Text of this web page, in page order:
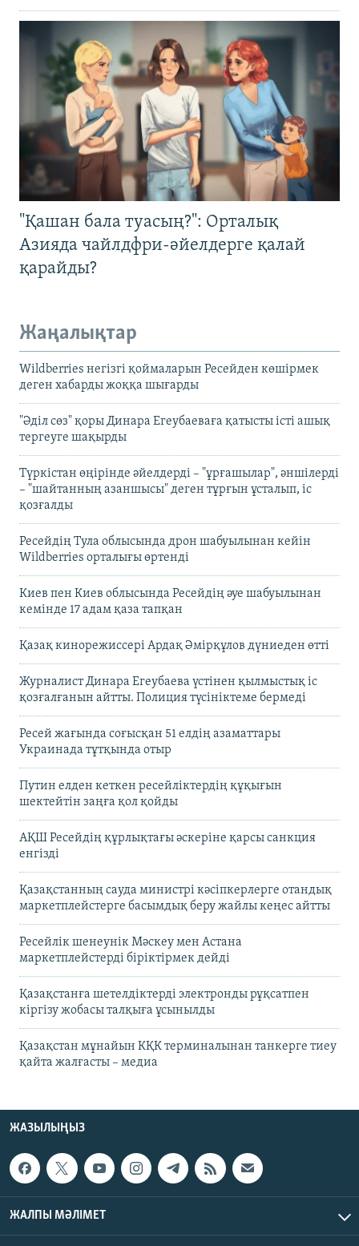
"Қашан бала туасың?": Орталық
Азияда чайлдфри-әйелдерге қалай
қарайды?
Жаңалықтар
Wildberries негізгі қоймаларын Ресейден көшірмек
деген хабарды жоққа шығарды
"Әділ сөз" қоры Динара Егеубаеваға қатысты істі ашық
тергеуге шақырды
Түркістан өңірінде әйелдерді – "ұрғашылар", әншілерді
– "шайтанның азаншысы" деген тұрғын ұсталып, іс
қозғалды
Ресейдің Тула облысында дрон шабуылынан кейін
Wildberries орталығы өртенді
Киев пен Киев облысында Ресейдің әуе шабуылынан
кемінде 17 адам қаза тапқан
Қазақ кинорежиссері Ардақ Әмірқұлов дүниеден өтті
Журналист Динара Егеубаева үстінен қылмыстық іс
қозғалғанын айтты. Полиция түсініктеме бермеді
Ресей жағында соғысқан 51 елдің азаматтары
Украинада тұтқында отыр
Путин елден кеткен ресейліктердің құқығын
шектейтін заңға қол қойды
АҚШ Ресейдің құрлықтағы әскеріне қарсы санкция
енгізді
Қазақстанның сауда министрі кәсіпкерлерге отандық
маркетплейстерге басымдық беру жайлы кеңес айтты
Ресейлік шенеунік Мәскеу мен Астана
маркетплейстерді біріктірмек дейді
Қазақстанға шетелдіктерді электронды рұқсатпен
кіргізу жобасы талқыға ұсынылды
Қазақстан мұнайын КҚК терминалынан танкерге тиеу
қайта жалғасты – медиа
ЖАЗЫЛЫҢЫЗ
ЖАЛПЫ МӘЛІМЕТ